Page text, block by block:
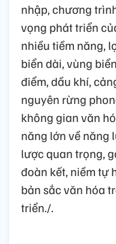
nhập, chương
vọng phát triển
nhiều tiềm năng,
biển dài, vùng
điểm, dầu khí,
nguyên rừng
không gian văn
năng lớn về năng
lược quan trọng,
đoàn kết, niềm tự
bản sắc văn hóa
triển./.